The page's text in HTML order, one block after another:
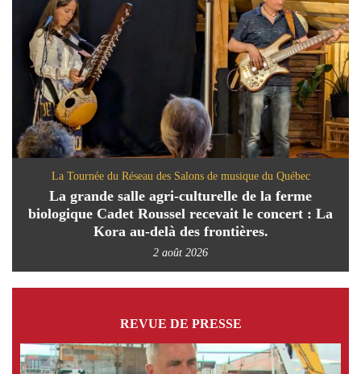
La Tournée du Réseau des Salons de musique du Québec
La grande salle agri-culturelle de la ferme
biologique Cadet Roussel recevait le concert : La
Kora au-delà des frontières.
2 août 2026
REVUE DE PRESSE